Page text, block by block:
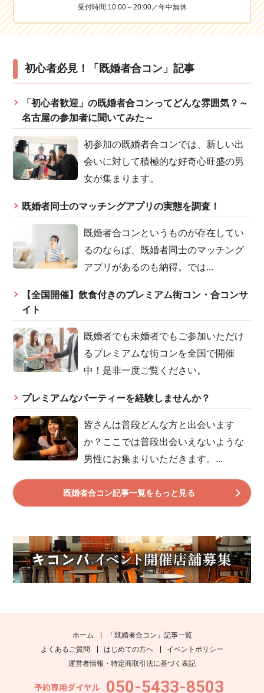
受付時間:10:00～20:00／年中無休
初心者必見！「既婚者合コン」記事
「初心者歓迎」の既婚者合コンってどんな雰囲気？～
名古屋の参加者に聞いてみた～
初参加の既婚者合コンでは、新しい出
会いに対して積極的な好奇心旺盛の男
女が集まります。
既婚者同士のマッチングアプリの実態を調査！
既婚者合コンというものが存在してい
るのならば、既婚者同士のマッチング
アプリがあるのも納得。では...
【全国開催】飲食付きのプレミアム街コン・合コンサ
イト
既婚者でも未婚者でもご参加いただけ
るプレミアムな街コンを全国で開催
中！是非一度ご覧ください。
プレミアムなパーティーを経験しませんか？
皆さんは普段どんな方と出会います
か？ここでは普段出会いえないような
男性にお集まりいただきます。...
既婚者合コン記事一覧をもっと見る
ホーム
「既婚者合コン」記事一覧
よくあるご質問
はじめての方へ
イベントポリシー
運営者情報・特定商取引法に基づく表記
予約専用ダイヤル 050-5433-8503